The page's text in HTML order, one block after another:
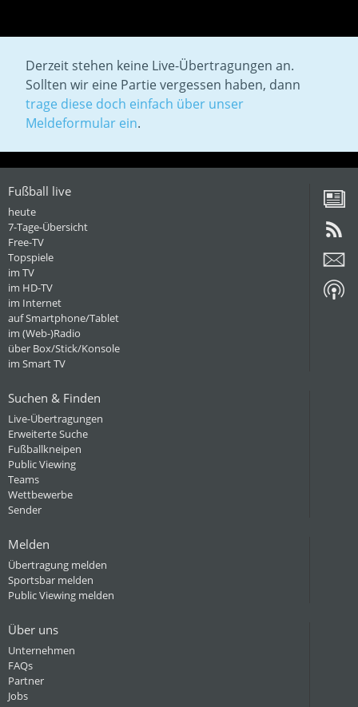
Derzeit stehen keine Live-Übertragungen an.
Sollten wir eine Partie vergessen haben, dann
trage diese doch einfach über unser
Meldeformular ein.
Fußball live
heute
7-Tage-Übersicht
Free-TV
Topspiele
im TV
im HD-TV
im Internet
auf Smartphone/Tablet
im (Web-)Radio
über Box/Stick/Konsole
im Smart TV
Suchen & Finden
Live-Übertragungen
Erweiterte Suche
Fußballkneipen
Public Viewing
Teams
Wettbewerbe
Sender
Melden
Übertragung melden
Sportsbar melden
Public Viewing melden
Über uns
Unternehmen
FAQs
Partner
Jobs